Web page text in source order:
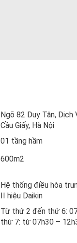
Ngõ 82 Duy Tân, Dịch
Cầu Giấy, Hà Nội
01 tầng hầm
600m2
Hệ thống điều hòa
II hiệu Daikin
Từ thứ 2 đến thứ 6:
thứ 7: từ 07h30 –